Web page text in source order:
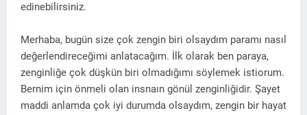
edinebilirsiniz.
Merhaba, bugün size çok zengin biri olsaydım paramı nasıl
değerlendireceğimi anlatacağım. İlk olarak ben paraya,
zenginliğe çok düşkün biri olmadığımı söylemek istiorum.
Bernim için önmeli olan insnaın gönül zenginliğidir. Şayet
maddi anlamda çok iyi durumda olsaydım, zengin bir hayat